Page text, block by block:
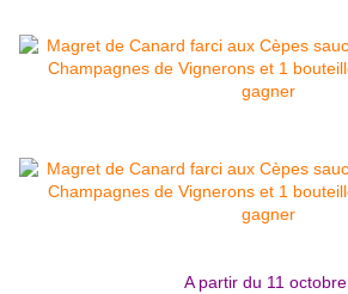
A partir du 11 octobre,